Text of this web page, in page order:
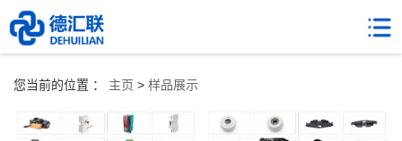
您当前的位置 ： 主页 > 样品展示